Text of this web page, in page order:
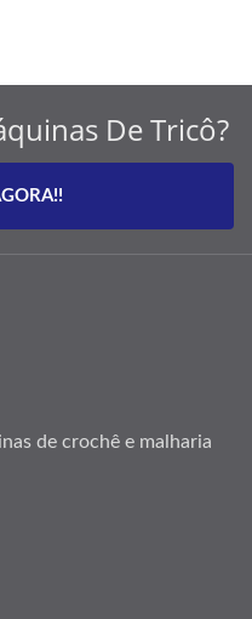
De Tricô?
de crochê e malharia